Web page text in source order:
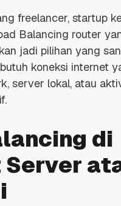
freelancer, startup
Balancing router
jadi pilihan yang
koneksi internet
server lokal, atau
di